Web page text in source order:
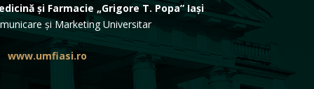
și Farmacie „Grigore T. Popa” Iași
și Marketing Universitar
www.umfiasi.ro